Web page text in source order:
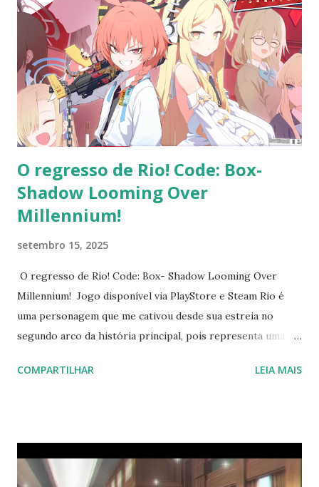
descompromissado com reflexões mais profundas.
Estreada na temporada de verão de 2025, a série mantém o
tom leve e humorístico da primeira temporada, misturando
elementos de isekai, magia e comédia, mas introduz temas
mais profundos relacionados à fé, moralidade e o uso ético
do poder mágico. Essa abordagem neutra e equilibrada
permite que a narrativa explore questões universais sem
perder o apelo ac...
O regresso de Rio! Code: Box-
Shadow Looming Over
Millennium!
setembro 15, 2025
O regresso de Rio! Code: Box- Shadow Looming Over
Millennium! Jogo disponível via PlayStore e Steam Rio é
uma personagem que me cativou desde sua estreia no
segundo arco da história principal, pois representa uma
Kivotos. Quiseram os deuses do enredo que ela fosse
medos. Isso moveu o coração de muitos jogadores que
pediram aos produtores do jogo que dessem à Rio uma
COMPARTILHAR LEIA MAIS